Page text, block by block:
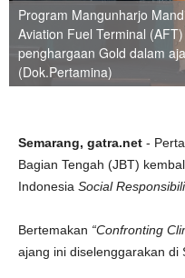
Program Mangunharjo
Aviation Fuel Terminal
penghargaan Gold dalam
(Dok.Pertamina)
Semarang, gatra.net -
Bagian Tengah (JBT)
Indonesia Social
Bertemakan “Confronting
ajang ini diselenggarakan di